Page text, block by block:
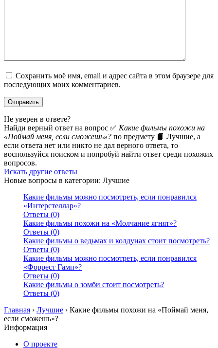
Сохранить моё имя, email и адрес сайта в этом браузере для
последующих моих комментариев.
Не уверен в ответе?
Найди верный ответ на вопрос ✅ Какие фильмы похожи на
«Поймай меня, если сможешь»? по предмету 📙 Лучшие, а
если ответа нет или никто не дал верного ответа, то
воспользуйся поиском и попробуй найти ответ среди похожих
вопросов.
Искать другие ответы
Новые вопросы в категории: Лучшие
Какие фильмы можно посмотреть, если понравился
«Интерстеллар»?
Ответы (0)
Какие фильмы похожи на «Молчание ягнят»?
Ответы (0)
Какие фильмы о ведьмах и колдунах стоит посмотреть?
Ответы (0)
Какие фильмы можно посмотреть, если понравился
«Форрест Гамп»?
Ответы (0)
Какие фильмы о зомби стоит посмотреть?
Ответы (0)
Главная › Лучшие › Какие фильмы похожи на «Поймай меня,
если сможешь»?
Информация
О проекте